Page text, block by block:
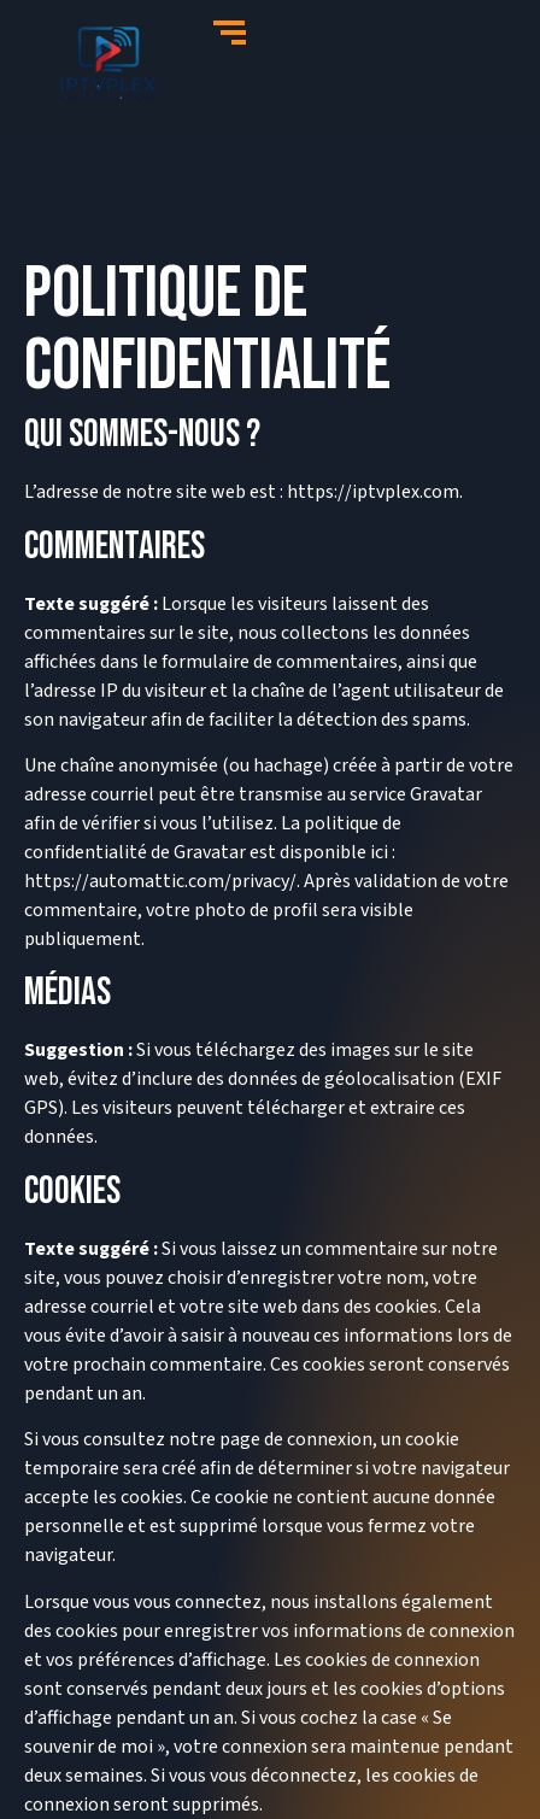
politique de
confidentialité
Qui sommes-nous ?
L’adresse de notre site web est : https://iptvplex.com.
Commentaires
Texte suggéré :Lorsque les visiteurs laissent des
commentaires sur le site, nous collectons les données
affichées dans le formulaire de commentaires, ainsi que
l’adresse IP du visiteur et la chaîne de l’agent utilisateur de
son navigateur afin de faciliter la détection des spams.
Une chaîne anonymisée (ou hachage) créée à partir de votre
adresse courriel peut être transmise au service Gravatar
afin de vérifier si vous l’utilisez. La politique de
confidentialité de Gravatar est disponible ici :
https://automattic.com/privacy/. Après validation de votre
commentaire, votre photo de profil sera visible
publiquement.
Médias
Suggestion :Si vous téléchargez des images sur le site
web, évitez d’inclure des données de géolocalisation (EXIF
GPS). Les visiteurs peuvent télécharger et extraire ces
données.
Cookies
Texte suggéré :Si vous laissez un commentaire sur notre
site, vous pouvez choisir d’enregistrer votre nom, votre
adresse courriel et votre site web dans des cookies. Cela
vous évite d’avoir à saisir à nouveau ces informations lors de
votre prochain commentaire. Ces cookies seront conservés
pendant un an.
Si vous consultez notre page de connexion, un cookie
temporaire sera créé afin de déterminer si votre navigateur
accepte les cookies. Ce cookie ne contient aucune donnée
personnelle et est supprimé lorsque vous fermez votre
navigateur.
Lorsque vous vous connectez, nous installons également
des cookies pour enregistrer vos informations de connexion
et vos préférences d’affichage. Les cookies de connexion
sont conservés pendant deux jours et les cookies d’options
d’affichage pendant un an. Si vous cochez la case « Se
souvenir de moi », votre connexion sera maintenue pendant
deux semaines. Si vous vous déconnectez, les cookies de
connexion seront supprimés.